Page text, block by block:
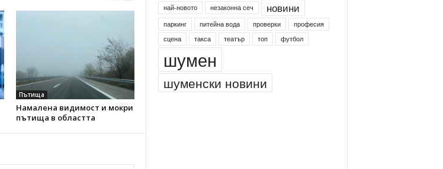
Пътища
Намалена видимост и мокри
пътища в областта
най-новото
незаконна сеч новини
паркинг питейна вода проверки
професия
сцена
такса театър топ футбол
шумен
шуменски новини